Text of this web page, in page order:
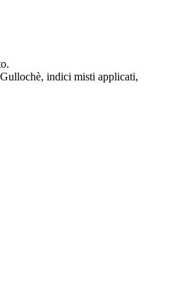
indici misti applicati,